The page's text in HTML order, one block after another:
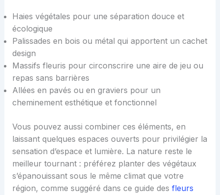
Haies végétales pour une séparation douce et
écologique
Palissades en bois ou métal qui apportent un cachet
design
Massifs fleuris pour circonscrire une aire de jeu ou
repas sans barrières
Allées en pavés ou en graviers pour un
cheminement esthétique et fonctionnel
Vous pouvez aussi combiner ces éléments, en
laissant quelques espaces ouverts pour privilégier la
sensation d’espace et lumière. La nature reste le
meilleur tournant : préférez planter des végétaux
s’épanouissant sous le même climat que votre
région, comme suggéré dans ce guide des fleurs